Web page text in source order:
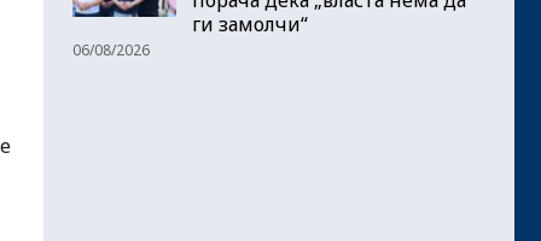
ги замолчи“
06/08/2026